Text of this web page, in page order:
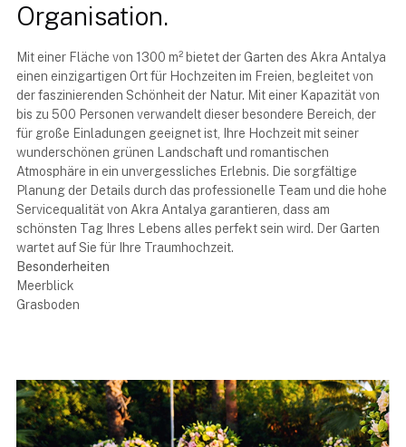
Organisation.
Mit einer Fläche von 1300 m² bietet der Garten des Akra Antalya
einen einzigartigen Ort für Hochzeiten im Freien, begleitet von
der faszinierenden Schönheit der Natur. Mit einer Kapazität von
bis zu 500 Personen verwandelt dieser besondere Bereich, der
für große Einladungen geeignet ist, Ihre Hochzeit mit seiner
wunderschönen grünen Landschaft und romantischen
Atmosphäre in ein unvergessliches Erlebnis. Die sorgfältige
Planung der Details durch das professionelle Team und die hohe
Servicequalität von Akra Antalya garantieren, dass am
schönsten Tag Ihres Lebens alles perfekt sein wird. Der Garten
wartet auf Sie für Ihre Traumhochzeit.
Besonderheiten
Meerblick
Grasboden